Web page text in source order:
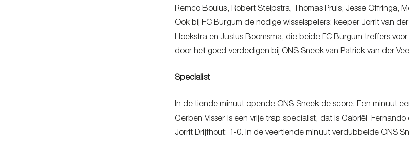
Remco Bouius, Robert Stelpstra, Thomas Pruis, Jesse Offringa,
Ook bij FC Burgum de nodige wisselspelers: keeper Jorrit van
Hoekstra en Justus Boomsma, die beide FC Burgum treffers
door het goed verdedigen bij ONS Sneek van Patrick van der
Specialist
In de tiende minuut opende ONS Sneek de score. Een minuut
Gerben Visser is een vrije trap specialist, dat is Gabriël
Jorrit Drijfhout: 1-0. In de veertiende minuut verdubbelde ONS